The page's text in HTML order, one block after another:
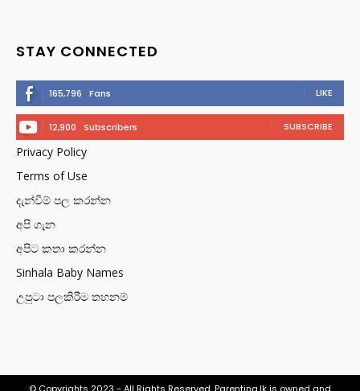
STAY CONNECTED
165,796 Fans LIKE
12,900 Subscribers SUBSCRIBE
Privacy Policy
Terms of Use
දැන්වීම් පල කරන්න
අපි ගැන
අපිට කතා කරන්න
Sinhala Baby Names
උපුටා පලකිරීම තහනම්